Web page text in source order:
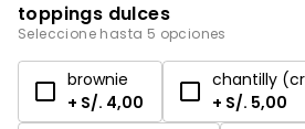
toppings dulces
Seleccione hasta 5 opciones
brownie
+ S/. 4,00
chantilly
+ S/. 5,00